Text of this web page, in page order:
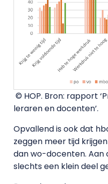
© HOP. Bron: rapport
leraren en docenten’.
Opvallend is ook dat
zeggen meer tijd
dan wo-docenten. Aan
slechts een klein deel